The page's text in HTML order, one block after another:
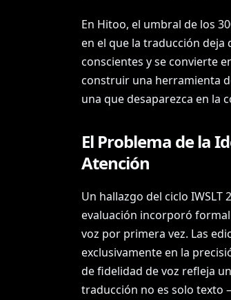
En Hitoo, el umbral de los
en el que la traducción deja
conscientes y se convierte
construir una herramienta
una que desaparezca en la
El Problema de la
Atención
Un hallazgo del ciclo
evaluación incorporó
voz por primera vez. Las
exclusivamente en la
de fidelidad de voz refleja
traducción no es solo texto